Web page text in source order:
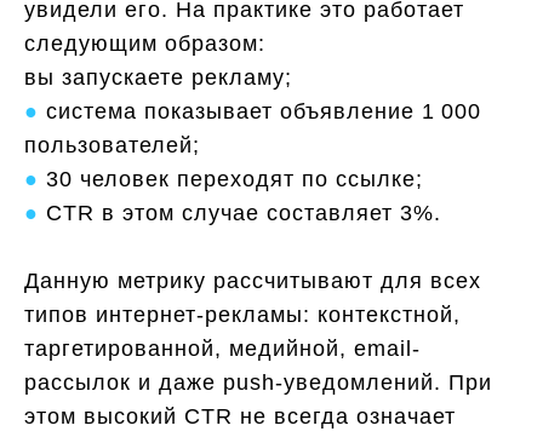
увидели его. На практике это работает
следующим образом:
вы запускаете рекламу;
● система показывает объявление 1 000
пользователей;
● 30 человек переходят по ссылке;
● CTR в этом случае составляет 3%.
Данную метрику рассчитывают для всех
типов интернет-рекламы: контекстной,
таргетированной, медийной, email-
рассылок и даже push-уведомлений. При
этом высокий CTR не всегда означает